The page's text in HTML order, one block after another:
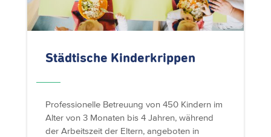
Städtische Kinderkrippen
Professionelle Betreuung von 450 Kindern im
Alter von 3 Monaten bis 4 Jahren, während
der Arbeitszeit der Eltern, angeboten in